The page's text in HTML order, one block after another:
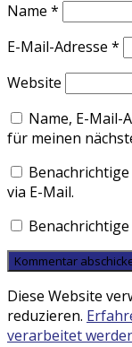
Name *
E-Mail-Adresse *
Website
Name, E-Mail-
für meinen
via E-Mail.
Diese Website
reduzieren.
verarbeitet